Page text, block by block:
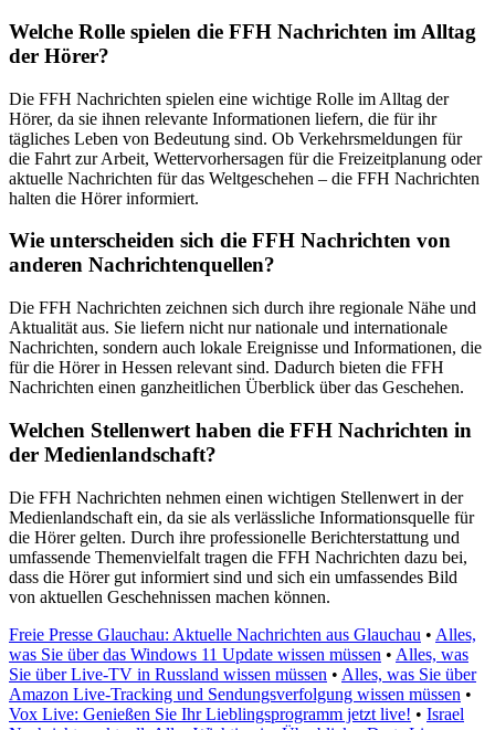
Welche Rolle spielen die FFH Nachrichten im Alltag
der Hörer?
Die FFH Nachrichten spielen eine wichtige Rolle im Alltag der
Hörer, da sie ihnen relevante Informationen liefern, die für ihr
tägliches Leben von Bedeutung sind. Ob Verkehrsmeldungen für
die Fahrt zur Arbeit, Wettervorhersagen für die Freizeitplanung oder
aktuelle Nachrichten für das Weltgeschehen – die FFH Nachrichten
halten die Hörer informiert.
Wie unterscheiden sich die FFH Nachrichten von
anderen Nachrichtenquellen?
Die FFH Nachrichten zeichnen sich durch ihre regionale Nähe und
Aktualität aus. Sie liefern nicht nur nationale und internationale
Nachrichten, sondern auch lokale Ereignisse und Informationen, die
für die Hörer in Hessen relevant sind. Dadurch bieten die FFH
Nachrichten einen ganzheitlichen Überblick über das Geschehen.
Welchen Stellenwert haben die FFH Nachrichten in
der Medienlandschaft?
Die FFH Nachrichten nehmen einen wichtigen Stellenwert in der
Medienlandschaft ein, da sie als verlässliche Informationsquelle für
die Hörer gelten. Durch ihre professionelle Berichterstattung und
umfassende Themenvielfalt tragen die FFH Nachrichten dazu bei,
dass die Hörer gut informiert sind und sich ein umfassendes Bild
von aktuellen Geschehnissen machen können.
Freie Presse Glauchau: Aktuelle Nachrichten aus Glauchau • Alles,
was Sie über das Windows 11 Update wissen müssen • Alles, was
Sie über Live-TV in Russland wissen müssen • Alles, was Sie über
Amazon Live-Tracking und Sendungsverfolgung wissen müssen •
Vox Live: Genießen Sie Ihr Lieblingsprogramm jetzt live! • Israel